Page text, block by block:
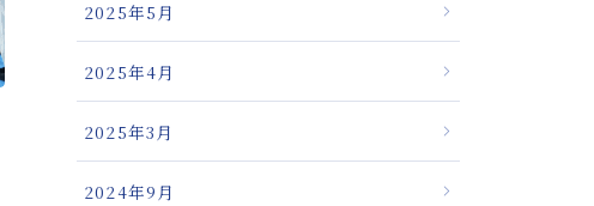
2025年5月
2025年4月
2025年3月
2024年9月